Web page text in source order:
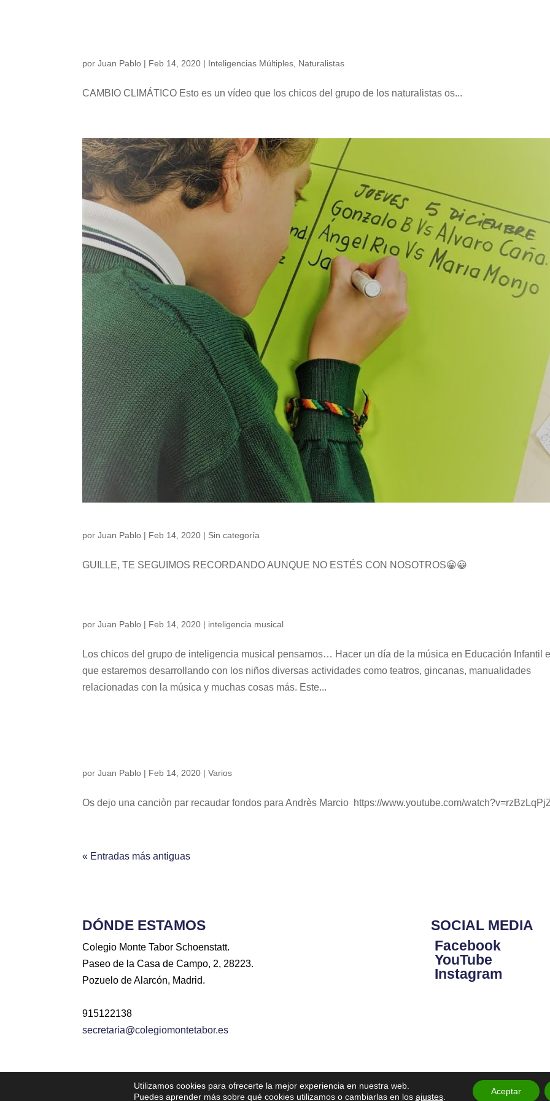
porJuan Pablo | Feb 14, 2020 | Inteligencias Múltiples Naturalistas
CAMBIO CLIMÁTICO Esto es un vídeo que los chicos del grupo de los naturalistas os...
porJuan Pablo | Feb 14, 2020 | Sin categoría
GUILLE, TE SEGUIMOS RECORDANDO AUNQUE NO ESTÉS CON NOSOTROS😀😀
porJuan Pablo | Feb 14, 2020 | inteligencia musical
Los chicos del grupo de inteligencia musical pensamos… Hacer un día de la música en Educación Infantil
que estaremos desarrollando con los niños diversas actividades como teatros, gincanas, manualidades
relacionadas con la música y muchas cosas más. Este...
porJuan Pablo | Feb 14, 2020 |Varios
Os dejo una canciòn par recaudar fondos para Andrès Marcio https://www.youtube.com/
« Entradas más antiguas
DÓNDE ESTAMOS
Colegio Monte Tabor Schoenstatt.
Paseo de la Casa de Campo, 2, 28223.
Pozuelo de Alarcón, Madrid.
915122138
secretaria@colegiomontetabor.es
SOCIAL MEDIA
Facebook
YouTube
Instagram
Diseñado por Iniciativa Digital | Todos lo derechos reservados Colegio Monte Tabor Schoenstatt | Aviso legal | Política de
Utilizamos cookies para ofrecerte la mejor experiencia en nuestra web.
Puedes aprender más sobre qué cookies utilizamos o cambiarlas en los ajustes.
Aceptar